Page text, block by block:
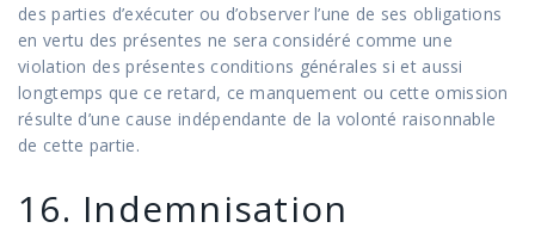
des parties d’exécuter ou d’observer l’une de ses obligations
en vertu des présentes ne sera considéré comme une
violation des présentes conditions générales si et aussi
longtemps que ce retard, ce manquement ou cette omission
résulte d’une cause indépendante de la volonté raisonnable
de cette partie.
16. Indemnisation